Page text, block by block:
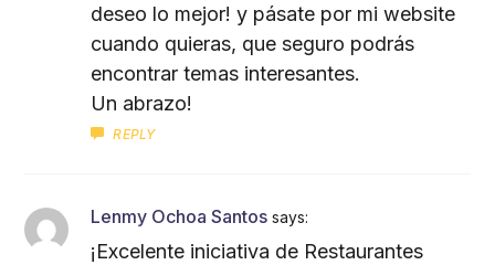
deseo lo mejor! y pásate por mi website
cuando quieras, que seguro podrás
encontrar temas interesantes.
Un abrazo!
REPLY
Lenmy Ochoa Santossays:
¡Excelente iniciativa de Restaurantes